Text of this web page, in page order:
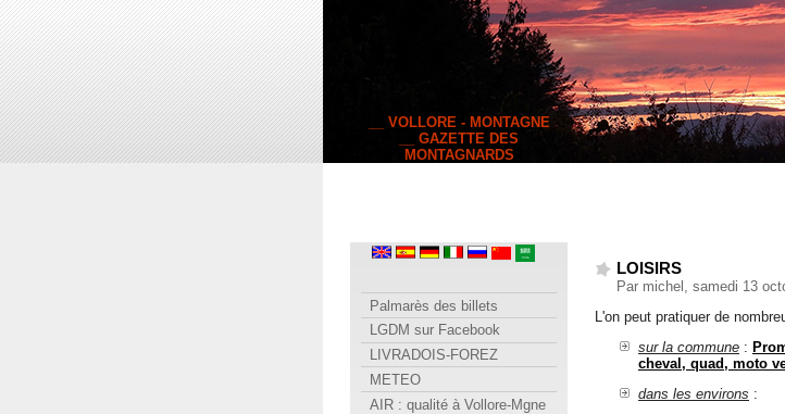
__ VOLLORE - MONTAGNE
__ GAZETTE DES
MONTAGNARDS
LOISIRS
Par michel, samedi 13
L'on peut pratiquer de
sur la commune :
cheval, quad, moto
dans les environs :
Palmarès des billets
LGDM sur Facebook
LIVRADOIS-FOREZ
METEO
AIR : qualité à Vollore-Mgne